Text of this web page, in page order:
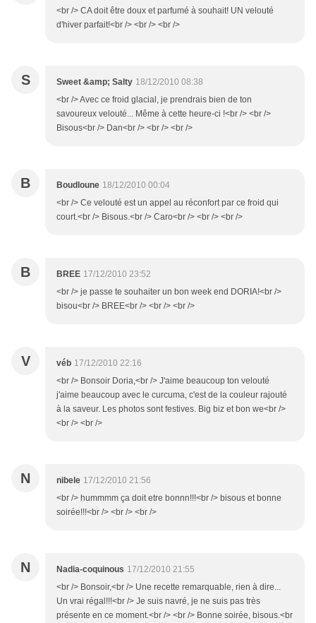
<br /> CA doit être doux et parfumé à souhait! UN velouté
d'hiver parfait!<br /> <br /> <br />
S Sweet &amp; Salty 18/12/2010 08:38
<br /> Avec ce froid glacial, je prendrais bien de ton
savoureux velouté... Même à cette heure-ci !<br /> <br />
Bisous<br /> Dan<br /> <br /> <br />
B Boudloune 18/12/2010 00:04
<br /> Ce velouté est un appel au réconfort par ce froid qui
court.<br /> Bisous.<br /> Caro<br /> <br /> <br />
B BREE 17/12/2010 23:52
<br /> je passe te souhaiter un bon week end DORIA!<br />
bisou<br /> BREE<br /> <br /> <br />
V véb 17/12/2010 22:16
<br /> Bonsoir Doria,<br /> J'aime beaucoup ton velouté
j'aime beaucoup avec le curcuma, c'est de la couleur rajouté
à la saveur. Les photos sont festives. Big biz et bon we<br />
<br /> <br />
N nibele 17/12/2010 21:56
<br /> hummmm ça doit etre bonnn!!!<br /> bisous et bonne
soirée!!!<br /> <br /> <br />
N Nadia-coquinous 17/12/2010 21:55
<br /> Bonsoir,<br /> Une recette remarquable, rien à dire...
Un vrai régal!!!<br /> Je suis navré, je ne suis pas très
présente en ce moment.<br /> <br /> Bonne soirée, bisous.<br